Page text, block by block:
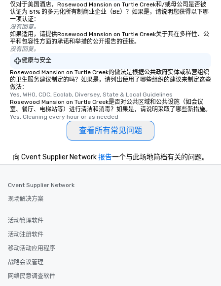
仅对于美国酒店，Rosewood Mansion on Turtle Creek和/或母公司是否被
认证为 51% 的多元化所有制商业企业（BE）？如果是，请说明您获得以下哪
一项认证：
没有回复。
如果适用，请提供Rosewood Mansion on Turtle Creek关于其在多样性、公
平和包容性方面的承诺和举措的公开报告的链接。
没有回复。
健康与安全
Rosewood Mansion on Turtle Creek的做法是根据公共政府实体或私营组织
的卫生服务建议制定的吗？如果是，请列出使用了哪些组织的建议来制定这些
做法：
Yes, WHO, CDC, Ecolab, Diversey, State & Local Guidelines
Rosewood Mansion on Turtle Creek是否对公共区域和公共设施（如会议
室、餐厅、电梯站等）进行清洁和消毒？如果是，请说明采取了哪些新措施。
Yes, Cleaning every hour or as needed
查看所有常见问题
向 Cvent Supplier Network报告一个与此场地简档有关的问题。
Cvent Supplier Network
现场解决方案
活动管理软件
活动注册软件
移动活动应用程序
战略会议管理
网络民意调查软件